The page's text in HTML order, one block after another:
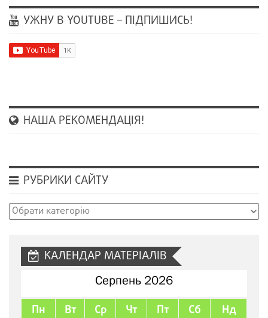
УЖНУ В YOUTUBE – ПІДПИШИСЬ!
НАША РЕКОМЕНДАЦІЯ!
РУБРИКИ САЙТУ
Рубрики
КАЛЕНДАР МАТЕРІАЛІВ
Серпень 2026
Пн Вт Ср Чт Пт Сб Нд